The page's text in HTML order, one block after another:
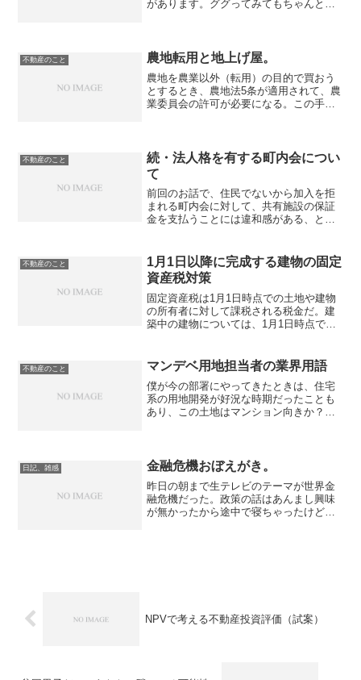
があります。ググってみてもちゃんとし
らくですが、一次取得者は...
不動産のこと 農地転用と地上げ屋。
農地を農業以外（転用）の目的で買おう
とするとき、農地法5条が適用されて、農
業委員会の許可が必要になる。この手続
根底にあるため、転用...
不動産のこと
続・法人格を有する町内会につい
て
前回のお話で、住民でないから加入を拒
まれる町内会に対して、共有施設の保証
金を支払うことには違和感がある、とい
相談して、モヤモヤは解消されまし
た。 住宅団地の土地所有者が...
不動産のこと
1月1日以降に完成する建物の固定
資産税対策
固定資産税は1月1日時点での土地や建物
の所有者に対して課税される税金だ。建
築中の建物については、1月1日時点で
の曖昧な定義がくせ者で、一般的には登
記の新築日が1月1日以...
不動産のこと マンデベ用地担当者の業界用語
僕が今の部署にやってきたときは、住宅
系の用地開発が好況な時期だったことも
あり、この土地はマンション向きか？と
あたり」ということだ...
日記、雑感 金融危機おぼえがき。
昨日の朝まで生テレビのテーマが世界金
融危機だった。政策の話はあんまし興味
が無かったから途中で寝ちゃったけど、
NPVで考える不動産投資評価（試案）